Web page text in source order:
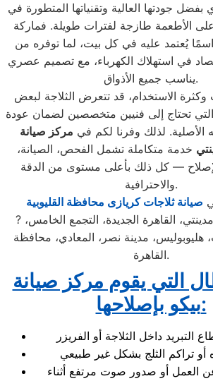
جودتها العالية وتقنياتها المتطورة في
على الأطعمة طازجة لفترات طويلة. فماركة
يُعتمد عليه في كل بيت، لما توفره من
في استهلاك الكهرباء، مع تصميم عصري
يناسب جميع الأذواق.
الاستخدام، قد تتعرض الثلاجة لبعض
التي تحتاج إلى فنيين متخصصين لضمان عودة
الأصلية. لذلك وفرنا لكم في مركز صيانة
خدمة متكاملة تشمل الفحص، الصيانة،
الإصلاح — كل ذلك بأعلى مستوى من الدقة
والاحترافية.
صيانة ثلاجات كريازى محافظة القليوبية
? مدينتي، القاهرة الجديدة، التجمع الخامس،
هليوبوليس، مدينة نصر، المعادي، محافظة
القاهرة.
التي يقوم مركز صيانة
بيكو بإصلاحها:
العمل أو صدور صوت مرتفع أثناء